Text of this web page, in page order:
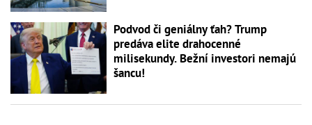
Podvod či geniálny ťah? Trump
predáva elite drahocenné
milisekundy. Bežní investori nemajú
šancu!